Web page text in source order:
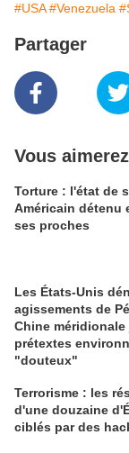
#USA #Venezuela
Partager
Vous
Torture : l'état de
Américain détenu
ses proches
Les États-Unis
agissements de
Chine
prétextes
"douteux"
Terrorisme : les
d'une douzaine
ciblés par des